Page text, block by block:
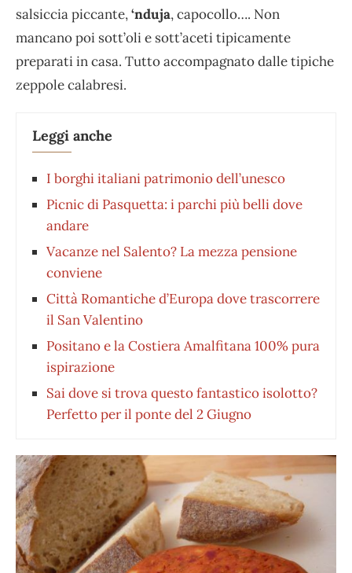
salsiccia piccante,‘nduja, capocollo…. Non
mancano poi sott’oli e sott’aceti tipicamente
preparati in casa. Tutto accompagnato dalle tipiche
zeppole calabresi.
Leggi anche
I borghi italiani patrimonio dell’unesco
Picnic di Pasquetta: i parchi più belli dove
andare
Vacanze nel Salento? La mezza pensione
conviene
Città Romantiche d’Europa dove trascorrere
il San Valentino
Positano e la Costiera Amalfitana 100% pura
ispirazione
Sai dove si trova questo fantastico isolotto?
Perfetto per il ponte del 2 Giugno